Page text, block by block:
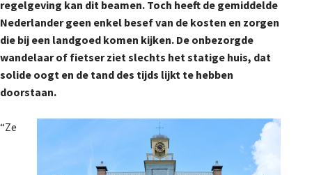
regelgeving kan dit beamen. Toch heeft de gemiddelde
Nederlander geen enkel besef van de kosten en zorgen
die bij een landgoed komen kijken. De onbezorgde
wandelaar of fietser ziet slechts het statige huis, dat
solide oogt en de tand des tijds lijkt te hebben
doorstaan.
“Ze
De Landeigenaar
Contact